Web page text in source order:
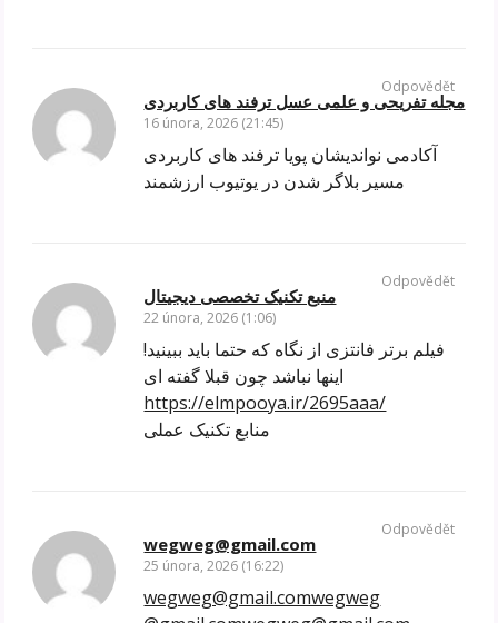
مجله تفریحی و علمی عسل ترفند های کاربردی
16 února, 2026 (21:45)
آکادمی نواندیشان پویا ترفند های کاربردی
مسیر بلاگر شدن در یوتیوب ارزشمند
Odpovědět
منبع تکنیک تخصصی دیجیتال
22 února, 2026 (1:06)
فیلم برتر فانتزی از نگاه که حتما باید ببینید!
اینها نباشد چون قبلا گفته ای
https://elmpooya.ir/2695aaa/
منابع تکنیک عملی
Odpovědět
wegweg@gmail.com
25 února, 2026 (16:22)
wegweg@gmail.comwegweg
Odpovědět